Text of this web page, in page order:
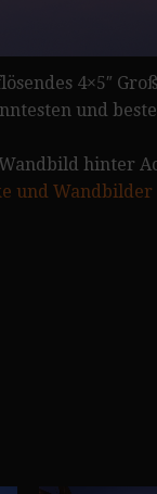
4×5″
und
hinter
und Wandbilder